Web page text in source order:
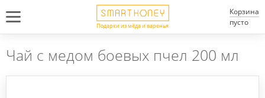
Подарки из мёда и варенья
Корзина
пусто
Чай с медом боевых пчел 200 мл